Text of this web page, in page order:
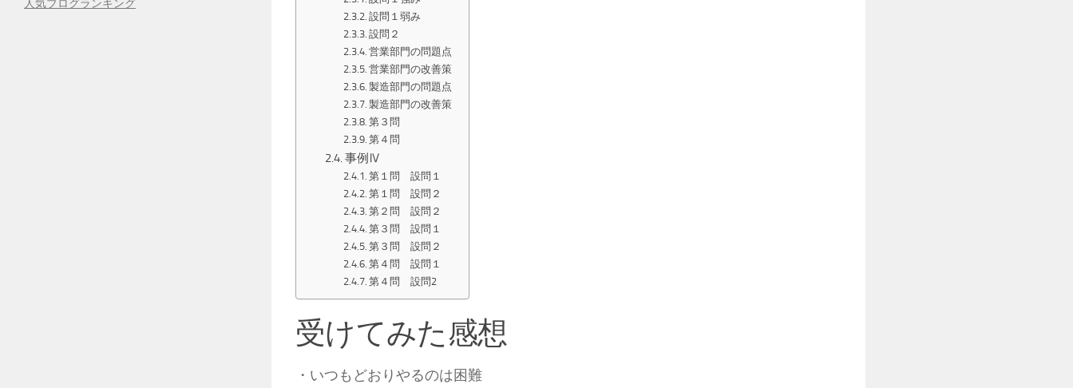
設問１弱み
設問２
営業部門の問題点
営業部門の改善策
製造部門の問題点
製造部門の改善策
第３問
第４問
事例Ⅳ
第１問 設問１
第１問 設問２
第２問 設問２
第３問 設問１
第３問 設問２
第４問 設問１
第４問 設問2
受けてみた感想
・いつもどおりやるのは困難
人気ブログランキング